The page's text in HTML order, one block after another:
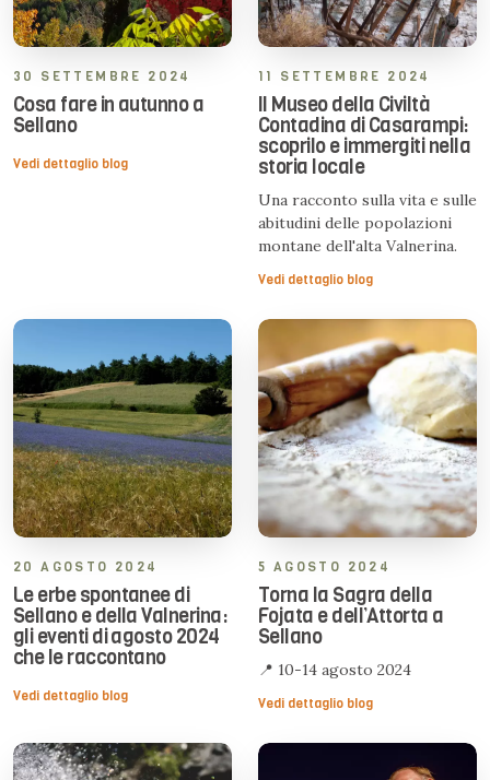
30 SETTEMBRE 2024
Cosa fare in autunno a
Sellano
Vedi dettaglio blog
11 SETTEMBRE 2024
Il Museo della Civiltà
Contadina di Casarampi:
scoprilo e immergiti nella
storia locale
Una racconto sulla vita e sulle
abitudini delle popolazioni
montane dell'alta Valnerina.
Vedi dettaglio blog
20 AGOSTO 2024
Le erbe spontanee di
Sellano e della Valnerina:
gli eventi di agosto 2024
che le raccontano
Vedi dettaglio blog
5 AGOSTO 2024
Torna la Sagra della
Fojata e dell’Attorta a
Sellano
📍 10-14 agosto 2024
Vedi dettaglio blog